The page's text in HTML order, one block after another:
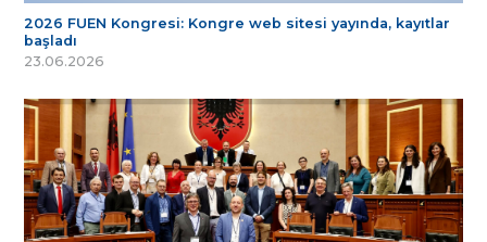
2026 FUEN Kongresi: Kongre web sitesi yayında, kayıtlar
başladı
23.06.2026